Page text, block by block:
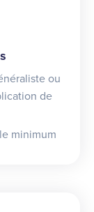
ou
de
minimum